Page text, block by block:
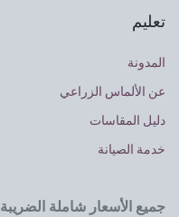
تعليم
المدونة
عن الألماس الزراعي
دليل المقاسات
خدمة الصيانة
جميع الأسعار شاملة الضريبة